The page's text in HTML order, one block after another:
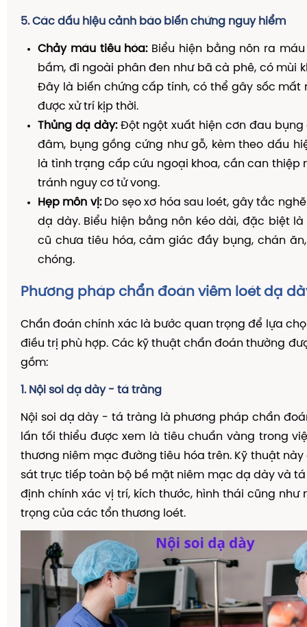
5. Các dấu hiệu cảnh báo biến chứng nguy hiểm
Chảy máu tiêu hóa:Biểu hiện bằng nôn ra
bầm, đi ngoài phân đen như bã cà phê, có mùi
Đây là biến chứng cấp tính, có thể gây sốc mất
được xử trí kịp thời.
Thủng dạ dày:Đột ngột xuất hiện cơn đau bụng
đâm, bụng gồng cứng như gỗ, kèm theo dấu
là tình trạng cấp cứu ngoại khoa, cần can thiệp
tránh nguy cơ tử vong.
Hẹp môn vị:Do sẹo xơ hóa sau loét, gây tắc
dạ dày. Biểu hiện bằng nôn kéo dài, đặc biệt
cũ chưa tiêu hóa, cảm giác đầy bụng, chán
chóng.
Phương pháp chẩn đoán viêm loét dạ
Chẩn đoán chính xác là bước quan trọng để lựa
điều trị phù hợp. Các kỹ thuật chẩn đoán thường
gồm:
1. Nội soi dạ dày - tá tràng
Nội soi dạ dày - tá tràng là phương pháp chẩn
lấn tối thiểu được xem là tiêu chuẩn vàng trong
thương niêm mạc đường tiêu hóa trên. Kỹ thuật
sát trực tiếp toàn bộ bề mặt niêm mạc dạ dày và
định chính xác vị trí, kích thước, hình thái cũng như
trọng của các tổn thương loét.